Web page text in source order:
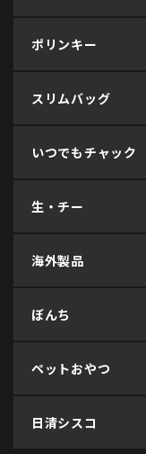
ポリンキー
スリムバッグ
いつでもチャック
生・チー
海外製品
ぼんち
ペットおやつ
日清シスコ